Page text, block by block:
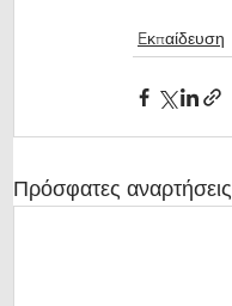
Eκπαίδευση
Πρόσφατες αναρτήσεις